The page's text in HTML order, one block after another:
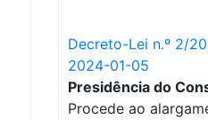
Decreto-Lei n.º 2/
2024-01-05
Presidência do
Procede ao